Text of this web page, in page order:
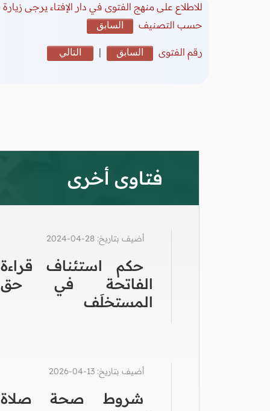
للاطلاع على منهج الفتوى في دار الإفتاء يرجى زيارة
حسب التصنيف
السابق
رقم الفتوى السابق | التالي
فتاوى أخرى
أضيف بتاريخ: 28-04-2024
حكم استئناف قراءة
الفاتحة في حق
المستخلَف
أضيف بتاريخ: 13-04-2026
شروط صحة صلاة